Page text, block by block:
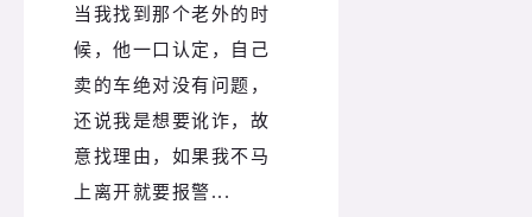
当我找到那个老外的时
候，他一口认定，自己
卖的车绝对没有问题，
还说我是想要讹诈，故
意找理由，如果我不马
上离开就要报警...